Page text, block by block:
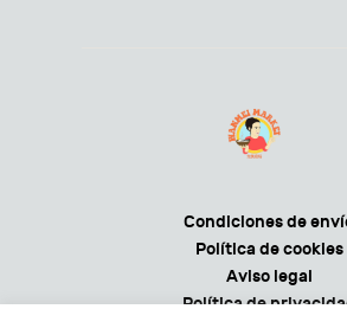
Condiciones de
Política de cookies
Aviso legal
Política de